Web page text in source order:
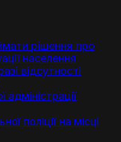
рішення про
населення
відсутності
поліції на місці